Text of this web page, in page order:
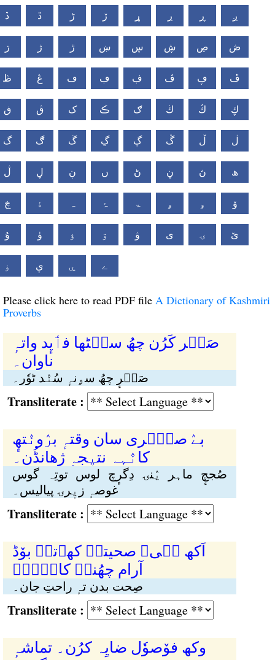
ڏ ڐ ڑ ڒ ړ ڔ ڕ ږ
ڗ ژ ڙ ښ ڛ ڜ ڝ ڞ
ڟ ڠ ڡ ڢ ڣ ڤ ڥ ڦ
ڧ ڨ ک ڪ ګ ڬ ڭ ڮ
گ ڰ ڱ ڲ ڳ ڴ ڵ ڶ
ڷ ڸ ڹ ں ڻ ڼ ڽ ھ
ڿ ۀ ۂ ۃ ۄ ۅ ۆ
ۇ ۈ ۉ ۊ ۋ ی ۍ ێ
ۏ ې ۑ ے
Please click here to read PDF file A Dictionary of Kashmiri
Proverbs
صَٮ۪ر کَرُن چھُ سٮ۪ٹھا فٲیٕد واتہٕ
ناوان۔
صَٮ۪رٕ چھُ سۄنہٕ سُنٛد ٹوٗر۔
:
بےٛ صٮَ۪ری سان وقتہٕ برٛونٛتھٕ
کانٛہہ نتیٖجہٕ ژھانڈُن۔
صُجچٕ ماہر یٛنۍ دِگرٕچ لوس توتِہ گوس
غوصہٕ زیٖرۍ پیالیس۔
:
اَکھ ٲہی۔ صحیتہٕ کھۄتہٕ بوٚڈ
آرام چھُنہٕ کانٛہہ۔
صِحت بدن تہٕ راحتِ جان۔
:
وکھ فوٚصوٗل ضایِہ کرُن۔ تماشہٕ